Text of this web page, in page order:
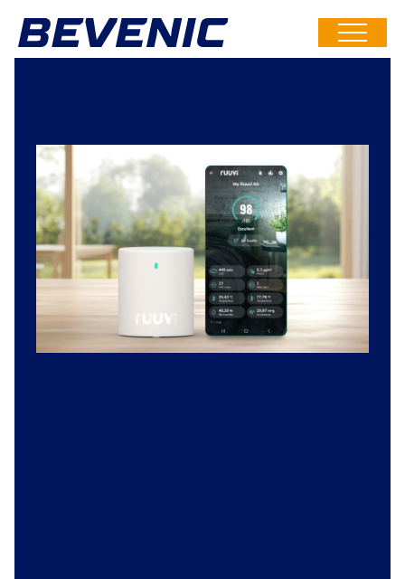
Siirry
suoraan
sisältöön
Toimitusketjusi